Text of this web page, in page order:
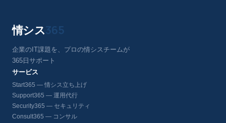
情シス365
企業のIT課題を、プロの情シスチームが
365日サポート
サービス
Start365 — 情シス立ち上げ
Support365 — 運用代行
Security365 — セキュリティ
Consult365 — コンサル